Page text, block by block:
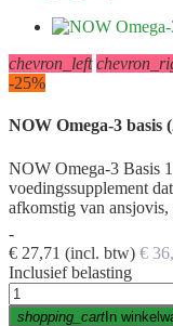
chevron_left
-25%
NOW Omega-3 basis
NOW Omega-3 Basis
voedingssupplement
afkomstig van ansjovis,
-
€ 27,71 (incl. btw) €
Inclusief belasting
shopping_cartIn